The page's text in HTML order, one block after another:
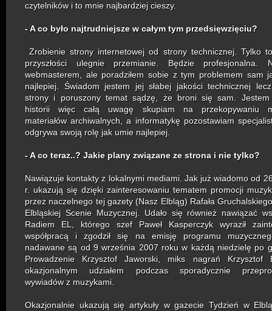
czytelników i to mnie najbardziej cieszy.
- A co było najtrudniejsze w całym tym przedsięwzięciu?
Zrobienie strony internetowej od strony technicznej. Tylko
przyszłości ulegnie przemianie. Będzie profesjonalna.
webmasterem, ale poradziłem sobie z tym problemem sam
najlepiej. Świadom jestem jej słabej jakości technicznej
strony i poruszony temat sądzę, że broni się sam. Jestem
historii więc całą uwagę skupiam na przekopywaniu
materiałów archiwalnych, a informatykę pozostawiam
odgrywa swoją rolę jak umie najlepiej.
- A co teraz..? Jakie plany związane ze strona i nie tylko?
Nawiązuje kontakty z lokalnymi mediami. Jak już wiadomo od
r. ukazują się dzięki zainteresowaniu tematem promocji
przez naczelnego tej gazety (Nasz Elbląg) Rafała
Elbląskiej Scenie Muzycznej. Udało się również nawiązać
Radiem EL, którego szef Paweł Kasperczyk wyraził
współpracą i zgodził się na emisję programu
nadawane są od 9 września 2007 roku w każdą niedzielę po
Prowadzenie Krzysztof Jaworski, miks nagrań Krzysztof
okazjonalnym udziałem podczas sporadycznie
wywiadów z muzykami.
Okazjonalnie ukazują się artykuły w gazecie Tydzień w